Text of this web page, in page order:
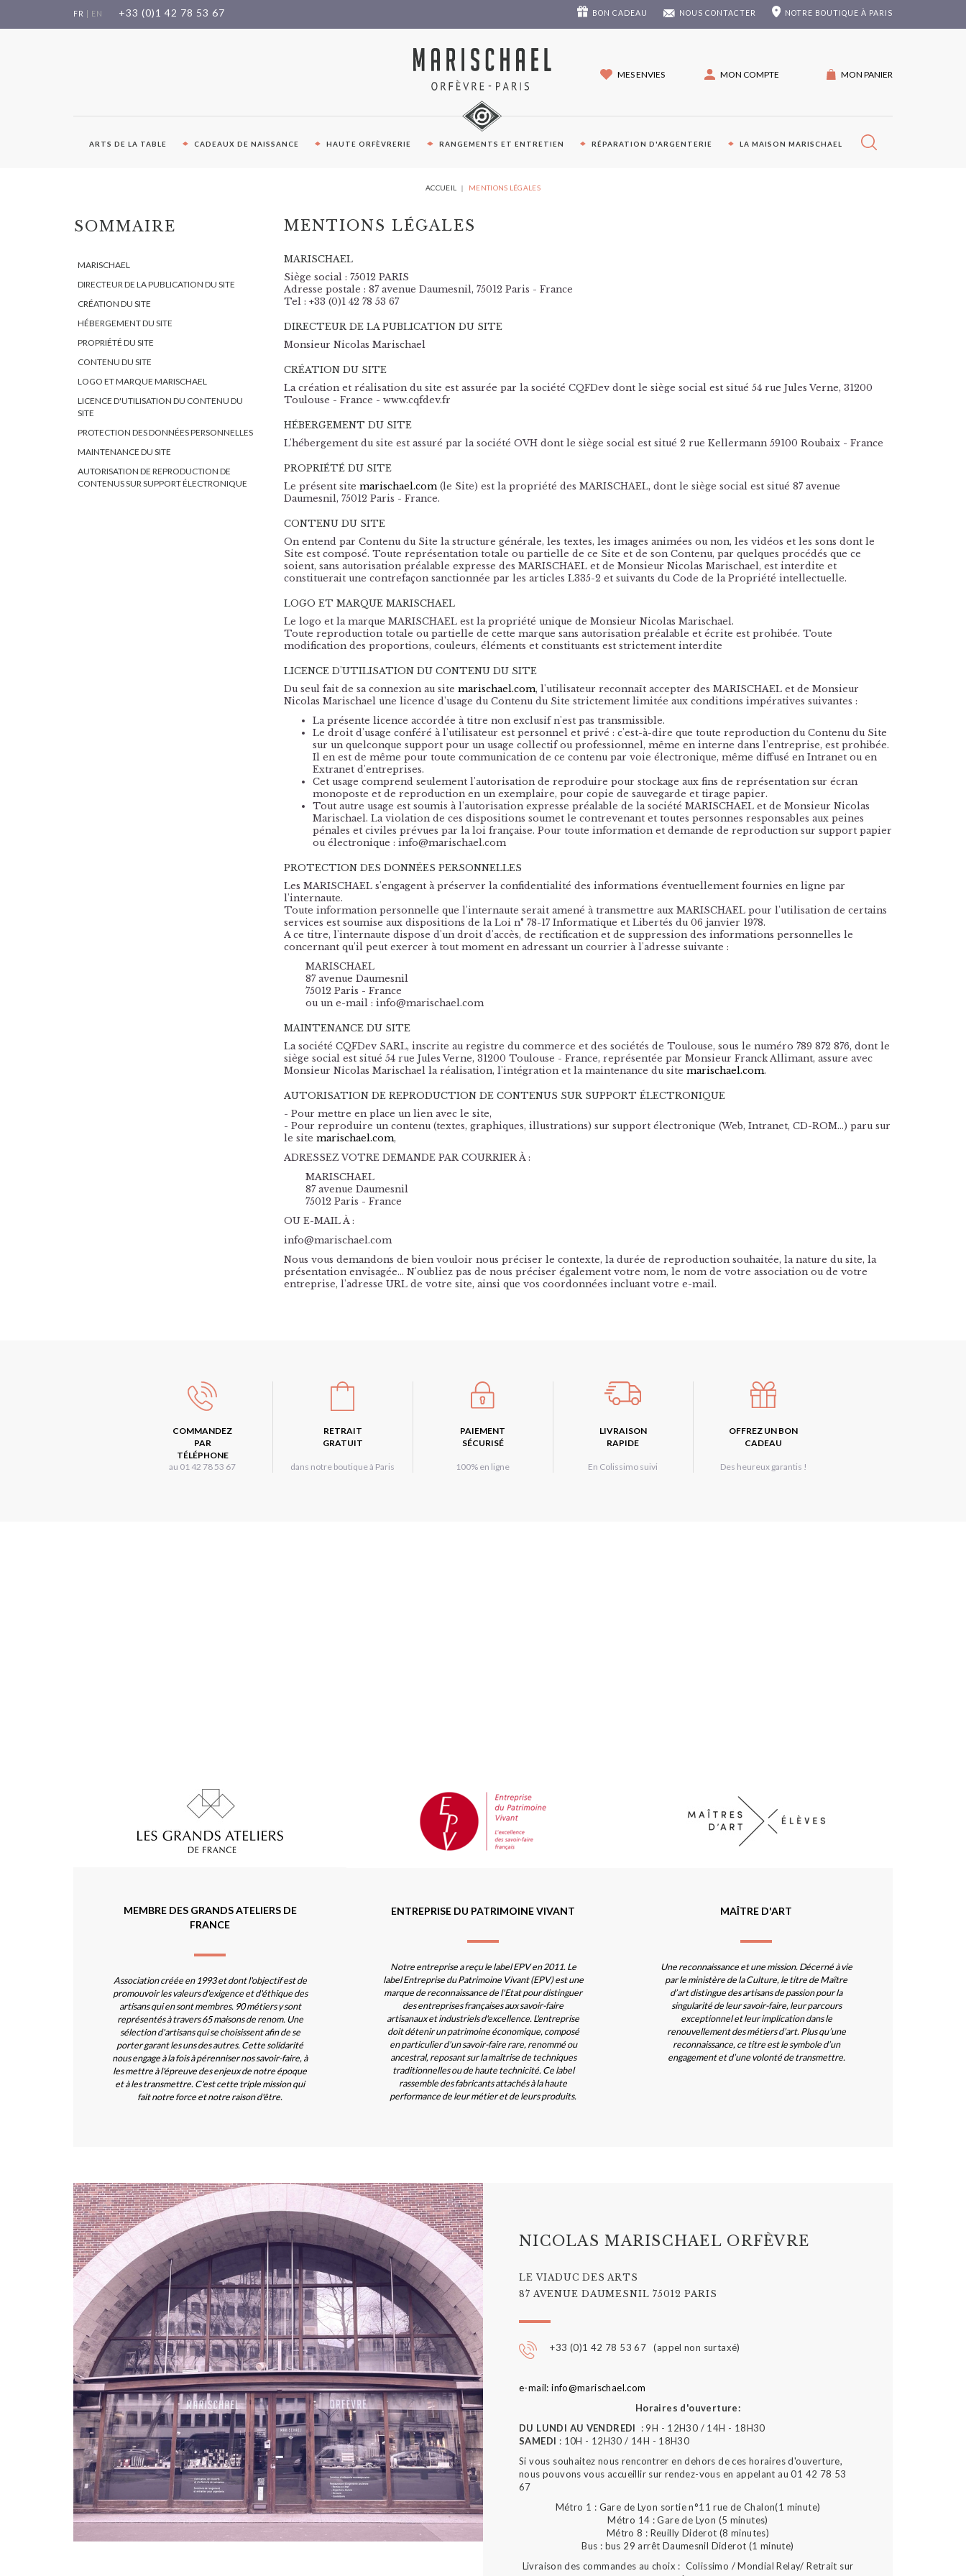
FR EN +33 (0)1 42 78 53 67 BON CADEAU NOUS CONTACTER NOTRE BOUTIQUE À PARIS
MES ENVIES MON COMPTE MON PANIER
ARTS DE LA TABLE CADEAUX DE NAISSANCE HAUTE ORFÈVRERIE RANGEMENTS ET ENTRETIEN RÉPARATION D'ARGENTERIE LA MAISON MARISCHAEL
VOUS
ACCUEIL MENTIONS LÉGALES
SOMMAIRE
MARISCHAEL
DIRECTEUR DE LA PUBLICATION DU SITE
CRÉATION DU SITE
HÉBERGEMENT DU SITE
PROPRIÉTÉ DU SITE
CONTENU DU SITE
LOGO ET MARQUE MARISCHAEL
LICENCE D'UTILISATION DU CONTENU DU
SITE
PROTECTION DES DONNÉES PERSONNELLES
MAINTENANCE DU SITE
AUTORISATION DE REPRODUCTION DE
CONTENUS SUR SUPPORT ÉLECTRONIQUE
MENTIONS LÉGALES
MARISCHAEL
Siège social : 75012 PARIS
Adresse postale : 87 avenue Daumesnil, 75012 Paris - France
Tel : +33 (0)1 42 78 53 67
DIRECTEUR DE LA PUBLICATION DU SITE
Monsieur Nicolas Marischael
CRÉATION DU SITE
La création et réalisation du site est assurée par la société CQFDev dont le siège social est situé 54 rue Jules Verne, 31200
Toulouse - France - www.cqfdev.fr
HÉBERGEMENT DU SITE
L'hébergement du site est assuré par la société OVH dont le siège social est situé 2 rue Kellermann 59100 Roubaix - France
PROPRIÉTÉ DU SITE
Le présent site marischael.com(le Site) est la propriété des MARISCHAEL, dont le siège social est situé 87 avenue
Daumesnil, 75012 Paris - France.
CONTENU DU SITE
On entend par Contenu du Site la structure générale, les textes, les images animées ou non, les vidéos et les sons dont le
Site est composé. Toute représentation totale ou partielle de ce Site et de son Contenu, par quelques procédés que ce
soient, sans autorisation préalable expresse des MARISCHAEL et de Monsieur Nicolas Marischael, est interdite et
constituerait une contrefaçon sanctionnée par les articles L335-2 et suivants du Code de la Propriété intellectuelle.
LOGO ET MARQUE MARISCHAEL
Le logo et la marque MARISCHAEL est la propriété unique de Monsieur Nicolas Marischael.
Toute reproduction totale ou partielle de cette marque sans autorisation préalable et écrite est prohibée. Toute
modification des proportions, couleurs, éléments et constituants est strictement interdite
LICENCE D'UTILISATION DU CONTENU DU SITE
Du seul fait de sa connexion au site marischael.com, l'utilisateur reconnaît accepter des MARISCHAEL et de Monsieur
Nicolas Marischael une licence d'usage du Contenu du Site strictement limitée aux conditions impératives suivantes :
La présente licence accordée à titre non exclusif n'est pas transmissible.
Le droit d'usage conféré à l'utilisateur est personnel et privé : c'est-à-dire que toute reproduction du Contenu du Site
sur un quelconque support pour un usage collectif ou professionnel, même en interne dans l'entreprise, est prohibée.
Il en est de même pour toute communication de ce contenu par voie électronique, même diffusé en Intranet ou en
Extranet d'entreprises.
Cet usage comprend seulement l'autorisation de reproduire pour stockage aux fins de représentation sur écran
monoposte et de reproduction en un exemplaire, pour copie de sauvegarde et tirage papier.
Tout autre usage est soumis à l'autorisation expresse préalable de la société MARISCHAEL et de Monsieur Nicolas
Marischael. La violation de ces dispositions soumet le contrevenant et toutes personnes responsables aux peines
pénales et civiles prévues par la loi française. Pour toute information et demande de reproduction sur support papier
ou électronique : info@marischael.com
PROTECTION DES DONNÉES PERSONNELLES
Les MARISCHAEL s'engagent à préserver la confidentialité des informations éventuellement fournies en ligne par
l'internaute.
Toute information personnelle que l'internaute serait amené à transmettre aux MARISCHAEL pour l'utilisation de certains
services est soumise aux dispositions de la Loi n° 78-17 Informatique et Libertés du 06 janvier 1978.
A ce titre, l'internaute dispose d'un droit d'accès, de rectification et de suppression des informations personnelles le
concernant qu'il peut exercer à tout moment en adressant un courrier à l'adresse suivante :
MARISCHAEL
87 avenue Daumesnil
75012 Paris - France
ou un e-mail : info@marischael.com
MAINTENANCE DU SITE
La société CQFDev SARL, inscrite au registre du commerce et des sociétés de Toulouse, sous le numéro 789 872 876, dont le
siège social est situé 54 rue Jules Verne, 31200 Toulouse - France, représentée par Monsieur Franck Allimant, assure avec
Monsieur Nicolas Marischael la réalisation, l'intégration et la maintenance du site marischael.com.
AUTORISATION DE REPRODUCTION DE CONTENUS SUR SUPPORT ÉLECTRONIQUE
- Pour mettre en place un lien avec le site,
- Pour reproduire un contenu (textes, graphiques, illustrations) sur support électronique (Web, Intranet, CD-ROM...) paru sur
le site marischael.com,
ADRESSEZ VOTRE DEMANDE PAR COURRIER À :
MARISCHAEL
87 avenue Daumesnil
75012 Paris - France
OU E-MAIL À :
info@marischael.com
Nous vous demandons de bien vouloir nous préciser le contexte, la durée de reproduction souhaitée, la nature du site, la
présentation envisagée... N'oubliez pas de nous préciser également votre nom, le nom de votre association ou de votre
entreprise, l'adresse URL de votre site, ainsi que vos coordonnées incluant votre e-mail.
COMMANDEZ
PAR
TÉLÉPHONE
au 01 42 78 53 67
RETRAIT
GRATUIT
dans notre boutique à Paris
PAIEMENT
SÉCURISÉ
100% en ligne
LIVRAISON
RAPIDE
En Colissimo suivi
OFFREZ UN BON
CADEAU
Des heureux garantis !
MEMBRE DES GRANDS ATELIERS DE
FRANCE
Association créée en 1993 et dont l'objectif est de
promouvoir les valeurs d'exigence et d'éthique des
artisans qui en sont membres. 90 métiers y sont
représentés à travers 65 maisons de renom. Une
sélection d'artisans qui se choisissent afin de se
porter garant les uns des autres. Cette solidarité
nous engage à la fois à pérenniser nos savoir-faire, à
les mettre à l'épreuve des enjeux de notre époque
et à les transmettre. C'est cette triple mission qui
fait notre force et notre raison d'être.
ENTREPRISE DU PATRIMOINE VIVANT
Notre entreprise a reçu le label EPV en 2011. Le
label Entreprise du Patrimoine Vivant (EPV) est une
marque de reconnaissance de l'Etat pour distinguer
des entreprises françaises aux savoir-faire
artisanaux et industriels d'excellence. L'entreprise
doit détenir un patrimoine économique, composé
en particulier d'un savoir-faire rare, renommé ou
ancestral, reposant sur la maîtrise de techniques
traditionnelles ou de haute technicité. Ce label
rassemble des fabricants attachés à la haute
performance de leur métier et de leurs produits.
MAÎTRE D'ART
Une reconnaissance et une mission. Décerné à vie
par le ministère de la Culture, le titre de Maître
d’art distingue des artisans de passion pour la
singularité de leur savoir-faire, leur parcours
exceptionnel et leur implication dans le
renouvellement des métiers d’art. Plus qu’une
reconnaissance, ce titre est le symbole d’un
engagement et d’une volonté de transmettre.
NICOLAS MARISCHAEL ORFÈVRE
LE VIADUC DES ARTS
87 AVENUE DAUMESNIL 75012 PARIS
+33 (0)1 42 78 53 67 (appel non surtaxé)
e-mail: info@marischael.com
Horaires d'ouverture:
DU LUNDI AU VENDREDI
: 9H - 12H30 / 14H - 18H30
SAMEDI : 10H - 12H30 / 14H - 18H30
Si vous souhaitez nous rencontrer en dehors de ces horaires d'ouverture,
nous pouvons vous accueillir sur rendez-vous en appelant au 01 42 78 53
67
Métro 1 : Gare de Lyon sortie n°11 rue de Chalon(1 minute)
Métro 14 : Gare de Lyon (5 minutes)
Métro 8 : Reuilly Diderot (8 minutes)
Bus : bus 29 arrêt Daumesnil Diderot (1 minute)
Livraison des commandes au choix : Colissimo / Mondial Relay/ Retrait sur